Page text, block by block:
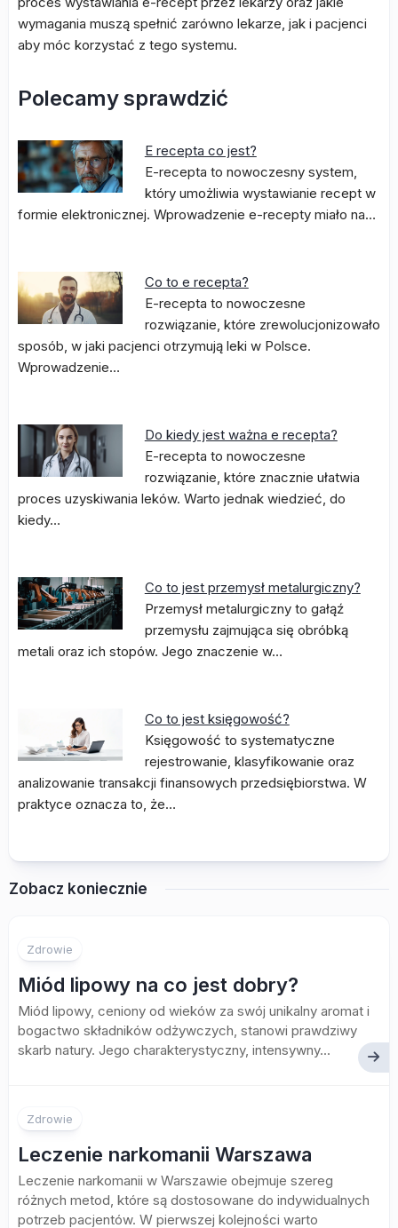
wymagania muszą spełnić zarówno lekarze, jak i pacjenci
aby móc korzystać z tego systemu.
Polecamy sprawdzić
E recepta co jest?
E-recepta to nowoczesny system,
który umożliwia wystawianie recept w
formie elektronicznej. Wprowadzenie e-recepty miało na…
Co to e recepta?
E-recepta to nowoczesne
rozwiązanie, które zrewolucjonizowało
sposób, w jaki pacjenci otrzymują leki w Polsce.
Wprowadzenie…
Do kiedy jest ważna e recepta?
E-recepta to nowoczesne
rozwiązanie, które znacznie ułatwia
proces uzyskiwania leków. Warto jednak wiedzieć, do
kiedy…
Co to jest przemysł metalurgiczny?
Przemysł metalurgiczny to gałąź
przemysłu zajmująca się obróbką
metali oraz ich stopów. Jego znaczenie w…
Co to jest księgowość?
Księgowość to systematyczne
rejestrowanie, klasyfikowanie oraz
analizowanie transakcji finansowych przedsiębiorstwa. W
praktyce oznacza to, że…
Zobacz koniecznie
Zdrowie
Miód lipowy na co jest dobry?
Miód lipowy, ceniony od wieków za swój unikalny aromat i
bogactwo składników odżywczych, stanowi prawdziwy
skarb natury. Jego charakterystyczny, intensywny...
Zdrowie
Leczenie narkomanii Warszawa
Leczenie narkomanii w Warszawie obejmuje szereg
różnych metod, które są dostosowane do indywidualnych
potrzeb pacjentów. W pierwszej kolejności warto